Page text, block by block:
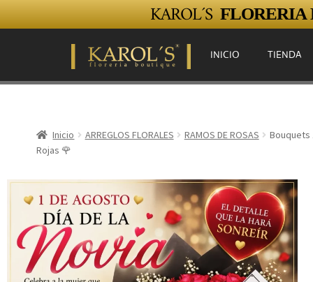
KAROL´S FLORERIA
INICIO TIENDA
Inicio ARREGLOS FLORALES RAMOS DE ROSAS
Bouquets
Rojas 🌹